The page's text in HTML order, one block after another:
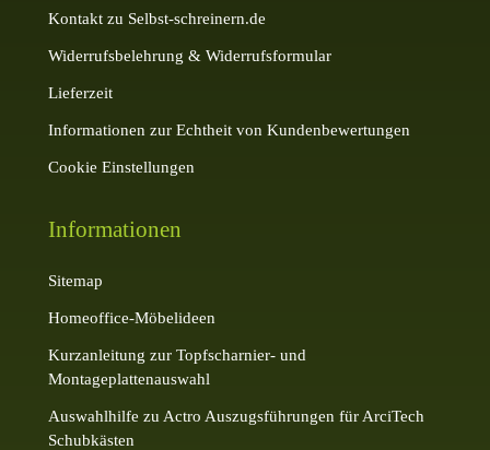
Kontakt zu Selbst-schreinern.de
Widerrufsbelehrung & Widerrufsformular
Lieferzeit
Informationen zur Echtheit von Kundenbewertungen
Cookie Einstellungen
Informationen
Sitemap
Homeoffice-Möbelideen
Kurzanleitung zur Topfscharnier- und
Montageplattenauswahl
Auswahlhilfe zu Actro Auszugsführungen für ArciTech
Schubkästen